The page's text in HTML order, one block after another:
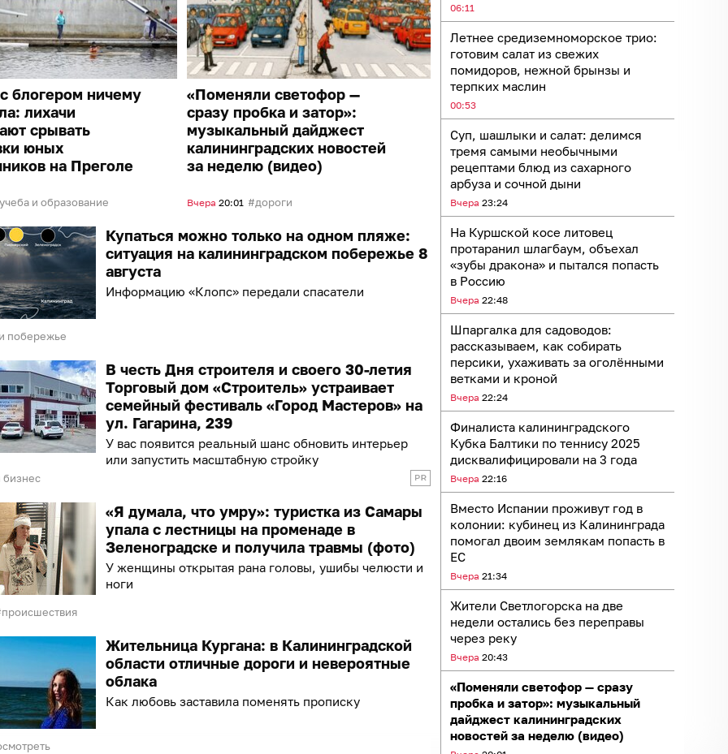
06:11
Летнее средиземноморское трио:
готовим салат из свежих
помидоров, нежной брынзы и
терпких маслин
00:53
Суп, шашлыки и салат: делимся
тремя самыми необычными
рецептами блюд из сахарного
арбуза и сочной дыни
Вчера 23:24
На Куршской косе литовец
протаранил шлагбаум, объехал
«зубы дракона» и пытался попасть
в Россию
Вчера 22:48
Шпаргалка для садоводов:
рассказываем, как собирать
персики, ухаживать за оголёнными
ветками и кроной
Вчера 22:24
Финалиста калининградского
Кубка Балтики по теннису 2025
дисквалифицировали на 3 года
Вчера 22:16
Вместо Испании проживут год в
колонии: кубинец из Калининграда
помогал двоим землякам попасть в
ЕС
Вчера 21:34
Жители Светлогорска на две
недели остались без переправы
через реку
Вчера 20:43
«Поменяли светофор — сразу
пробка и затор»: музыкальный
дайджест калининградских
новостей за неделю (видео)
блогером ничему
лихачи
срывать
юных
на Преголе
учеба и образование
«Поменяли светофор —
сразу пробка и затор»:
музыкальный дайджест
калининградских новостей
за неделю (видео)
Вчера 20:01 дороги
Купаться можно только на одном пляже:
ситуация на калининградском побережье 8
августа
Информацию «Клопс» передали спасатели
побережье
В честь Дня строителя и своего 30-летия
Торговый дом «Строитель» устраивает
семейный фестиваль «Город Мастеров» на
ул. Гагарина, 239
У вас появится реальный шанс обновить интерьер
или запустить масштабную стройку
бизнес
«Я думала, что умру»: туристка из Самары
упала с лестницы на променаде в
Зеленоградске и получила травмы (фото)
У женщины открытая рана головы, ушибы челюсти и
ноги
происшествия
Жительница Кургана: в Калининградской
области отличные дороги и невероятные
облака
Как любовь заставила поменять прописку